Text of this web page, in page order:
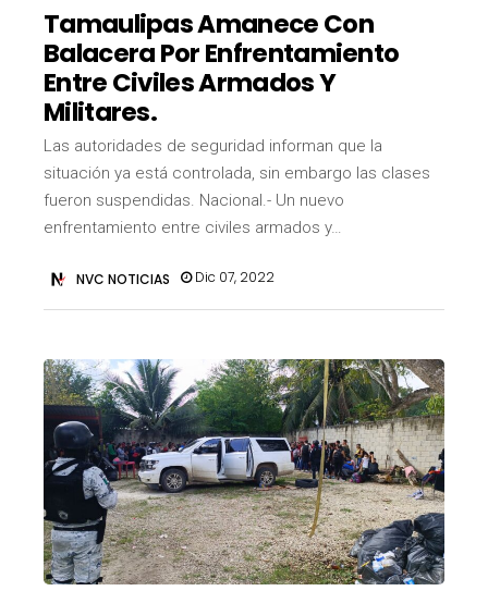
Tamaulipas Amanece Con
Balacera Por Enfrentamiento
Entre Civiles Armados Y
Militares.
Las autoridades de seguridad informan que la
situación ya está controlada, sin embargo las clases
fueron suspendidas. Nacional.- Un nuevo
enfrentamiento entre civiles armados y…
NVC NOTICIAS Dic 07, 2022